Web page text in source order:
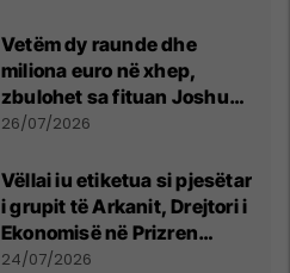
Vetëm dy raunde dhe
miliona euro në xhep,
zbulohet sa fituan Joshua
e Prenga
26/07/2026
Vëllai iu etiketua si pjesëtar
i grupit të Arkanit, Drejtori i
Ekonomisë në Prizren
mohon pretendimet
24/07/2026